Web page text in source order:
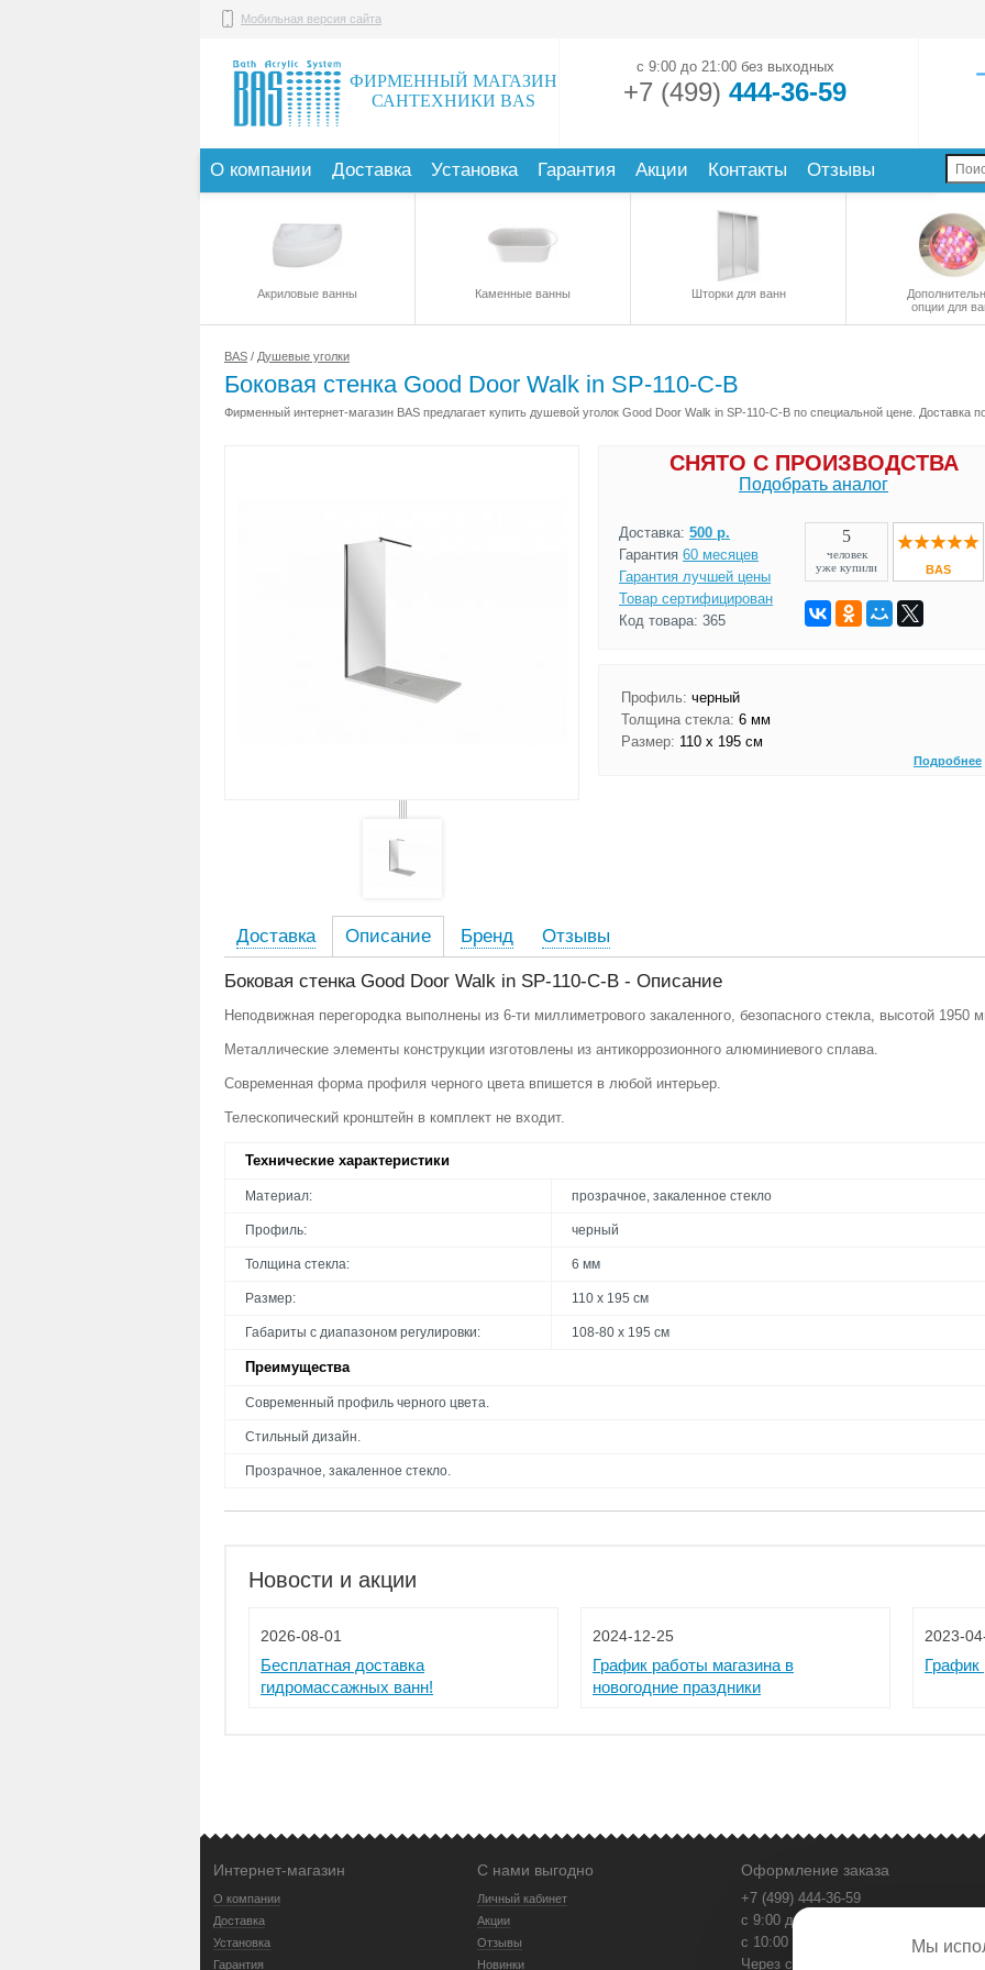
ФИРМЕННЫЙ МАГАЗИН
САНТЕХНИКИ BAS
Мобильная версия сайта
+7 (499) 444-36-59
с 9:00 до 21:00 без выходных
О компании Доставка Установка Гарантия Акции Контакты Отзывы
Акриловые ванны Каменные ванны Шторки для ванн
опции для
BAS / Душевые уголки
Боковая стенка Good Door Walk in SP-110-C-В
Фирменный интернет-магазин BAS предлагает купить душевой уголок Good Door Walk in SP-110-C-В по специальной цене. Доставка
СНЯТО С ПРОИЗВОДСТВА
Подобрать аналог
Доставка: 500 р.
Гарантия 60 месяцев
Гарантия лучшей цены
Товар сертифицирован
Код товара: 365
5
человек
уже купили
BAS
Подробнее
Профиль: черный
Толщина стекла: 6 мм
Размер: 110 x 195 см
Доставка Описание Бренд Отзывы
Боковая стенка Good Door Walk in SP-110-C-В - Описание
Неподвижная перегородка выполнены из 6-ти миллиметрового закаленного, безопасного стекла, высотой 1950
Металлические элементы конструкции изготовлены из антикоррозионного алюминиевого сплава.
Современная форма профиля черного цвета впишется в любой интерьер.
Телескопический кронштейн в комплект не входит.
Технические характеристики
Материал: прозрачное, закаленное стекло
Профиль: черный
Толщина стекла: 6 мм
Размер: 110 x 195 см
Габариты с диапазоном регулировки: 108-80 x 195 см
Преимущества
Современный профиль черного цвета.
Стильный дизайн.
Прозрачное, закаленное стекло.
Новости и акции
2026-08-01
Бесплатная доставка
гидромассажных ванн!
2024-12-25
График работы магазина в
новогодние праздники
2023-
График
Интернет-магазин
О компании
Доставка
Установка
Гарантия
С нами выгодно
Личный кабинет
Акции
Отзывы
Новинки
Оформление заказа
+7 (499) 444-36-59
с 9:00 до 21:00 в будни
с 10:00 до 18:00 в выходные
Через сайт - круглосуточно
Мы